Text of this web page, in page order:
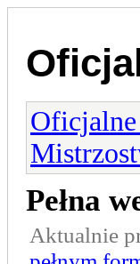
Pełna
Aktualnie